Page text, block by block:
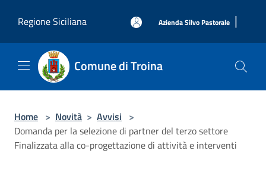
Regione Siciliana
Azienda Silvo Pastorale |
Comune di Troina
Home > Novità > Avvisi >
Domanda per la selezione di partner del terzo settore
Finalizzata alla co-progettazione di attività e interventi